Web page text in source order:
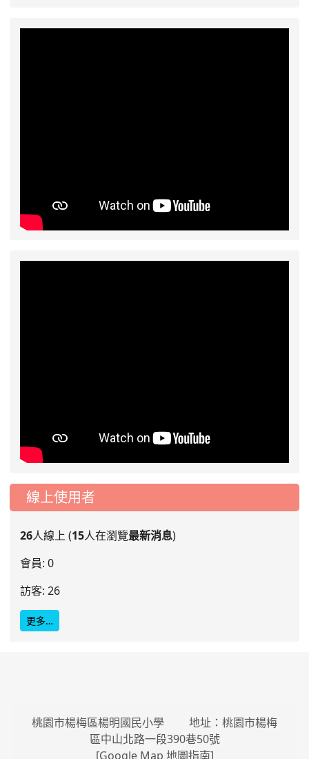
線上使用者
26人線上 (15人在瀏覽最新消息)
會員: 0
訪客: 26
更多…
桃園市楊梅區楊明國民小學 地址：桃園市楊梅
區中山北路一段390巷50號
[Google Map 地圖指南]